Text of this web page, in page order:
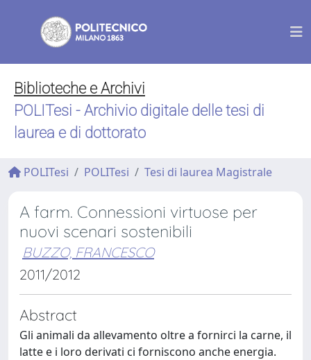
Biblioteche e Archivi
POLITesi - Archivio digitale delle tesi di
laurea e di dottorato
POLITesi POLITesi Tesi di laurea Magistrale
A farm. Connessioni virtuose per
nuovi scenari sostenibili
BUZZO, FRANCESCO
2011/2012
Abstract
Gli animali da allevamento oltre a fornirci la carne, il
latte e i loro derivati ci forniscono anche energia.